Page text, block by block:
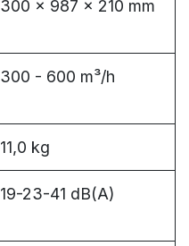
300 x 987 x 210 mm
300 - 600 m³/h
11,0 kg
19-23-41 dB(A)